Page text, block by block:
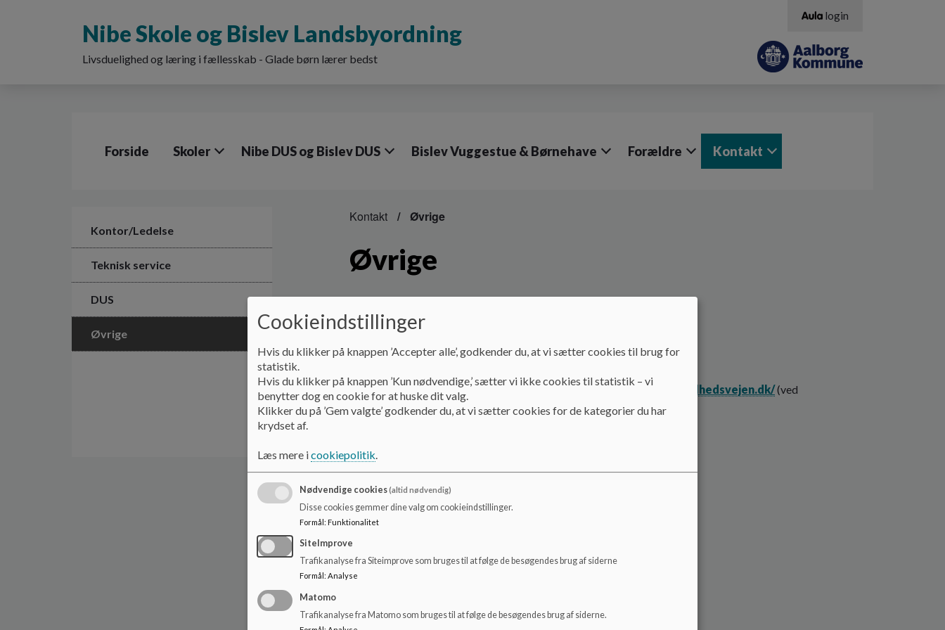
Nibe Skole og Bislev Landsbyordning
Livsduelighed og læring i fællesskab - Glade børn lærer bedst
login
Forside Skoler Nibe DUS og Bislev DUS Bislev Vuggestue & Børnehave Forældre Kontakt
Kontor/Ledelse
Teknisk service
DUS
Øvrige
Kontakt Øvrige
Øvrige
Maria Mosstrup
Mobil: 25 20 02 07
Send en besked til sundhedsplejersken i Aula eller viahttps://www.sundhedsvejen.dk/(ved
personfølsomme oplysninger)
UU-vejledere:
Marie Giessing
Telefon: 25 20 45 09
Line Lund Rasmussen
Skolesocialrådgiver:
Cookieindstillinger
Hvis du klikker på knappen ’Accepter alle’, godkender du, at vi sætter cookies til brug for
statistik.
Hvis du klikker på knappen ’Kun nødvendige,’ sætter vi ikke cookies til statistik – vi
benytter dog en cookie for at huske dit valg.
Klikker du på ’Gem valgte’ godkender du, at vi sætter cookies for de kategorier du har
krydset af.
Læs mere icookiepolitik.
Nødvendige cookies(altid nødvendig)
Disse cookies gemmer dine valg om cookieindstillinger.
Formål: Funktionalitet
SiteImprove
Trafikanalyse fra Siteimprove som bruges til at følge de besøgendes brug af siderne
Formål : Analyse
Matomo
Trafikanalyse fra Matomo som bruges til at følge de besøgendes brug af siderne.